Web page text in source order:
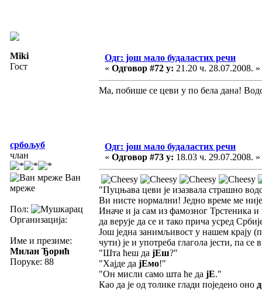
Miki
Гост
Одг: још мало будаластих речи
« Одговор #72 у: 21.20 ч. 28.07.2008. »
Ма, побише се цеви у по бела дана!
србољуб
члан
Ван
мреже
Пол:
Организација:
Име и презиме:
Милан Ђорић
Поруке: 88
Одг: још мало будаластих речи
« Одговор #73 у: 18.03 ч. 29.07.2008. »
"Пуцњава цеви је изазвала страшно
Ви нисте нормални! Једно време ме
Иначе и ја сам из фамозног Трстеника
да верује да се и тако прича усред
Још једна занимљивост у нашем крају
чути) је и употреба глагола јести, па се
"Шта ћеш да јЕш?"
"Хајде да јЕмо!"
"Он мисли само шта ће да јЕ."
Као да је од толике глади поједено оно